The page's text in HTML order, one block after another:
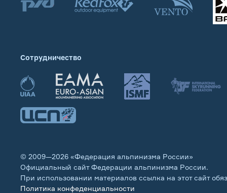
Сотрудничество
© 2009—2026 «Федерация альпинизма России»
Официальный сайт Федерации альпинизма России.
При использовании материалов ссылка на этот сайт
Политика конфеденциальности